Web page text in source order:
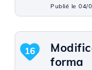
Publié le 04/
forma
16